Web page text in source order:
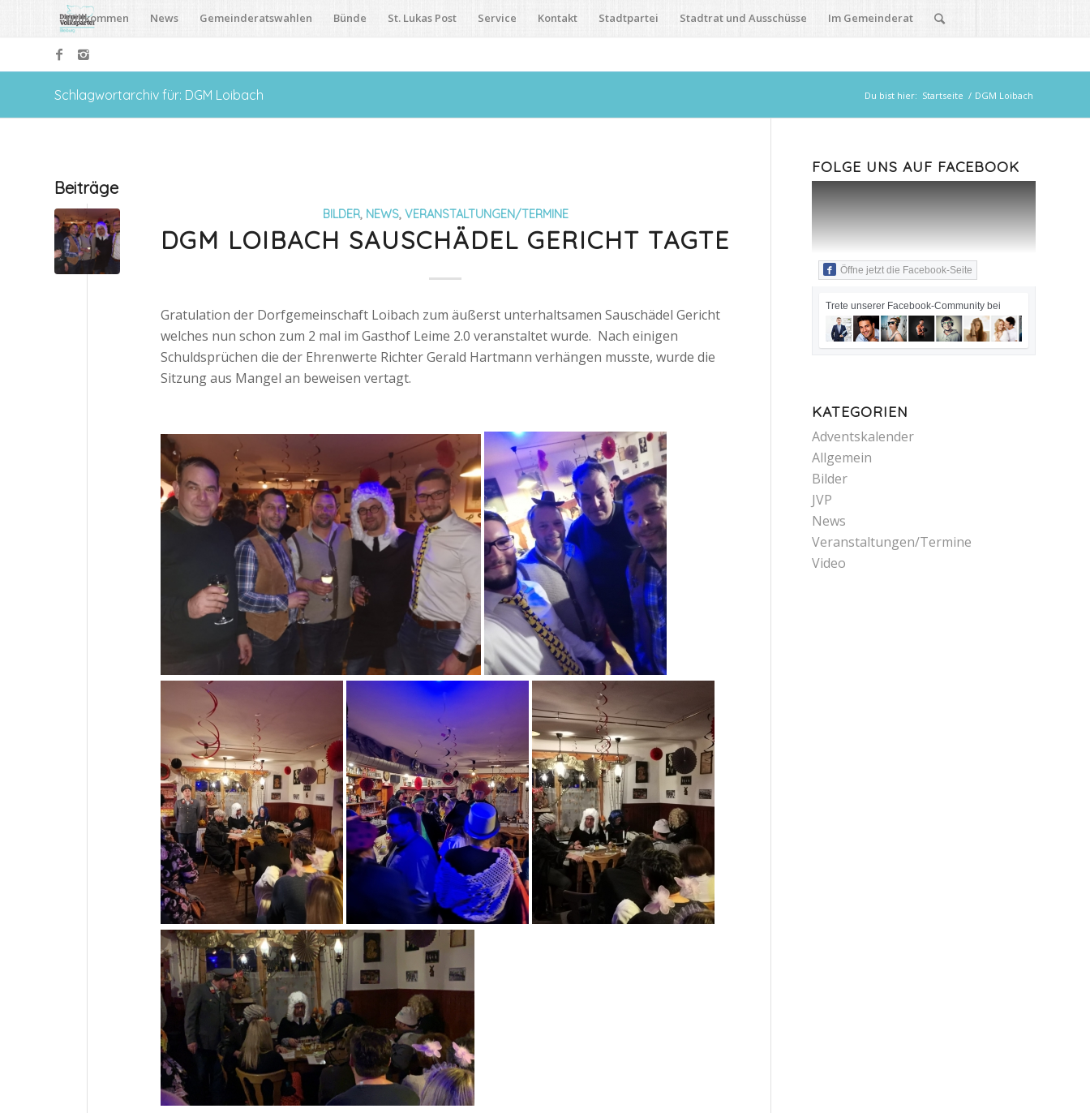
Willkommen News Gemeinderatswahlen Bünde St. Lukas Post Service Kontakt Stadtpartei Stadtrat und Ausschüsse Im Gemeinderat
Schlagwortarchiv für: DGM Loibach Du bist hier: Startseite / DGM Loibach
Beiträge
BILDER, NEWS, VERANSTALTUNGEN/TERMINE
DGM LOIBACH SAUSCHÄDEL GERICHT TAGTE
Gratulation der Dorfgemeinschaft Loibach zum äußerst unterhaltsamen Sauschädel Gericht
welches nun schon zum 2 mal im Gasthof Leime 2.0 veranstaltet wurde. Nach einigen
Schuldsprüchen die der Ehrenwerte Richter Gerald Hartmann verhängen musste, wurde die
Sitzung aus Mangel an beweisen vertagt.
FOLGE UNS AUF FACEBOOK
Öffne jetzt die Facebook-Seite
Trete unserer Facebook-Community bei
KATEGORIEN
Adventskalender
Allgemein
Bilder
JVP
News
Veranstaltungen/Termine
Video